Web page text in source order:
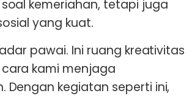
kemeriahan, tetapi juga
yang kuat.
pawai. Ini ruang kreativitas
kami menjaga
Dengan kegiatan seperti ini,